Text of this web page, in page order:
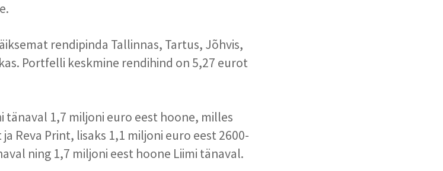
rendipinda Tallinnas, Tartus, Jõhvis,
Portfelli keskmine rendihind on 5,27 eurot
tänaval 1,7 miljoni euro eest hoone, milles
Reva Print, lisaks 1,1 miljoni euro eest 2600-
ning 1,7 miljoni eest hoone Liimi tänaval.